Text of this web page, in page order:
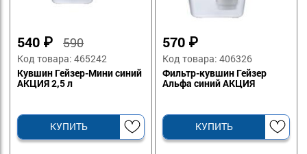
540 ₽590
Код товара: 465242
Кувшин Гейзер-Мини синий
АКЦИЯ 2,5 л
КУПИТЬ
570 ₽
Код товара: 406326
Фильтр-кувшин Гейзер
Альфа синий АКЦИЯ
КУПИТЬ